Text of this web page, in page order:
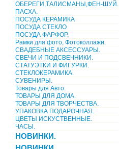
ОБЕРЕГИ,ТАЛИСМАНЫ,ФЕН-ШУЙ.
ПАСХА.
ПОСУДА КЕРАМИКА
ПОСУДА СТЕКЛО
ПОСУДА ФАРФОР.
Рамки для фото, Фотоколлажи.
СВАДЕБНЫЕ АКСЕССУАРЫ.
СВЕЧИ И ПОДСВЕЧНИКИ.
СТАТУЭТКИ И ФИГУРКИ.
СТЕКЛОКЕРАМИКА.
СУВЕНИРЫ.
Товары для Авто.
ТОВАРЫ ДЛЯ ДОМА.
ТОВАРЫ ДЛЯ ТВОРЧЕСТВА.
УПАКОВКА ПОДАРОЧНАЯ.
ЦВЕТЫ ИСКУСТВЕННЫЕ.
ЧАСЫ.
НОВИНКИ.